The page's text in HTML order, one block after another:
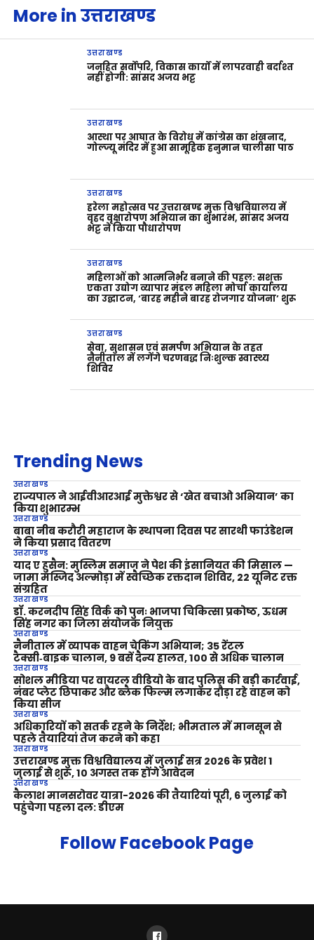
More in उत्तराखण्ड
उत्तराखण्ड
जनहित सर्वोपरि, विकास कार्यों में लापरवाही बर्दाश्त
नहीं होगी: सांसद अजय भट्ट
उत्तराखण्ड
आस्था पर आघात के विरोध में कांग्रेस का शंखनाद,
गोल्ज्यू मंदिर में हुआ सामूहिक हनुमान चालीसा पाठ
उत्तराखण्ड
हरेला महोत्सव पर उत्तराखण्ड मुक्त विश्वविद्यालय में
वृहद वृक्षारोपण अभियान का शुभारंभ, सांसद अजय
भट्ट ने किया पौधारोपण
उत्तराखण्ड
महिलाओं को आत्मनिर्भर बनाने की पहल: सशक्त
एकता उद्योग व्यापार मंडल महिला मोर्चा कार्यालय
का उद्घाटन, ‘बारह महीने बारह रोजगार योजना’ शुरू
उत्तराखण्ड
सेवा, सुशासन एवं समर्पण अभियान के तहत
नैनीताल में लगेंगे चरणबद्ध निःशुल्क स्वास्थ्य
शिविर
Trending News
उत्तराखण्ड
राज्यपाल ने आईवीआरआई मुक्तेश्वर से ‘खेत बचाओ अभियान’ का
किया शुभारम्भ
उत्तराखण्ड
बाबा नीब करौरी महाराज के स्थापना दिवस पर सारथी फाउंडेशन
ने किया प्रसाद वितरण
उत्तराखण्ड
याद ए हुसैन: मुस्लिम समाज ने पेश की इंसानियत की मिसाल —
जामा मस्जिद अल्मोड़ा में स्वैच्छिक रक्तदान शिविर, 22 यूनिट रक्त
संग्रहित
उत्तराखण्ड
डॉ. करनदीप सिंह विर्क को पुनः भाजपा चिकित्सा प्रकोष्ठ, ऊधम
सिंह नगर का जिला संयोजक नियुक्त
उत्तराखण्ड
नैनीताल में व्यापक वाहन चेकिंग अभियान; 35 रेंटल
टैक्सी‑बाइक चालान, 9 बसें दैन्य हालत, 100 से अधिक चालान
उत्तराखण्ड
सोशल मीडिया पर वायरल वीडियो के बाद पुलिस की बड़ी कार्रवाई,
नंबर प्लेट छिपाकर और ब्लैक फिल्म लगाकर दौड़ा रहे वाहन को
किया सीज
उत्तराखण्ड
अधिकारियों को सतर्क रहने के निर्देश; भीमताल में मानसून से
पहले तैयारियां तेज करने को कहा
उत्तराखण्ड
उत्तराखण्ड मुक्त विश्वविद्यालय में जुलाई सत्र 2026 के प्रवेश 1
जुलाई से शुरू, 10 अगस्त तक होंगे आवेदन
उत्तराखण्ड
कैलाश मानसरोवर यात्रा-2026 की तैयारियां पूरी, 6 जुलाई को
पहुंचेगा पहला दल: डीएम
Follow Facebook Page